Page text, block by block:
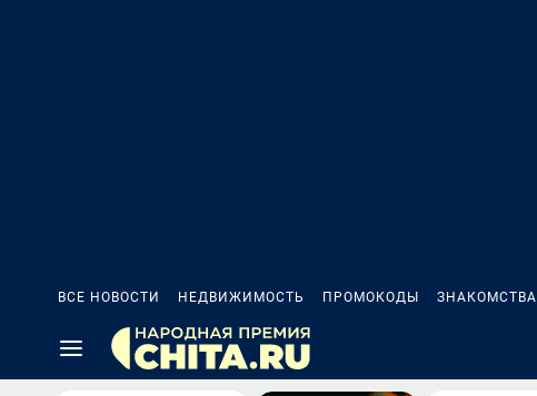
ВСЕ НОВОСТИ НЕДВИЖИМОСТЬ ПРОМОКОДЫ ЗНАКОМСТВА